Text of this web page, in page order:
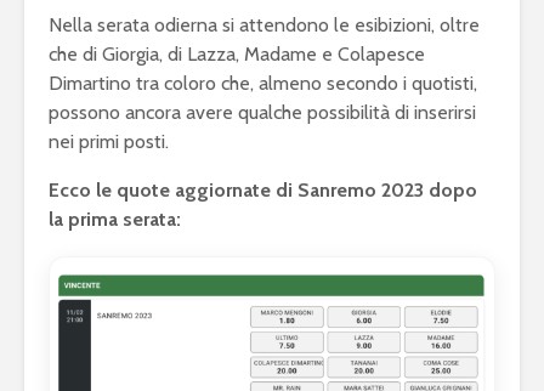
Nella serata odierna si attendono le esibizioni, oltre
che di Giorgia, di Lazza, Madame e Colapesce
Dimartino tra coloro che, almeno secondo i quotisti,
possono ancora avere qualche possibilità di inserirsi
nei primi posti.
Ecco le quote aggiornate di Sanremo 2023 dopo
la prima serata: